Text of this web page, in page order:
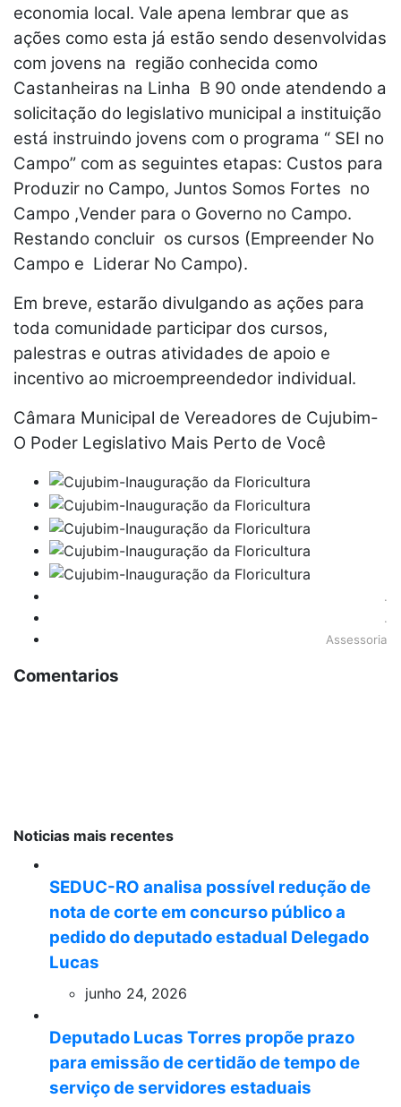
economia local. Vale apena lembrar que as
ações como esta já estão sendo desenvolvidas
com jovens na região conhecida como
Castanheiras na Linha B 90 onde atendendo a
solicitação do legislativo municipal a instituição
está instruindo jovens com o programa “ SEI no
Campo” com as seguintes etapas: Custos para
Produzir no Campo, Juntos Somos Fortes no
Campo ,Vender para o Governo no Campo.
Restando concluir os cursos (Empreender No
Campo e Liderar No Campo).
Em breve, estarão divulgando as ações para
toda comunidade participar dos cursos,
palestras e outras atividades de apoio e
incentivo ao microempreendedor individual.
Câmara Municipal de Vereadores de Cujubim-
O Poder Legislativo Mais Perto de Você
.
.
Assessoria
Comentarios
Noticias mais recentes
SEDUC-RO analisa possível redução de
nota de corte em concurso público a
pedido do deputado estadual Delegado
Lucas
junho 24, 2026
Deputado Lucas Torres propõe prazo
para emissão de certidão de tempo de
serviço de servidores estaduais